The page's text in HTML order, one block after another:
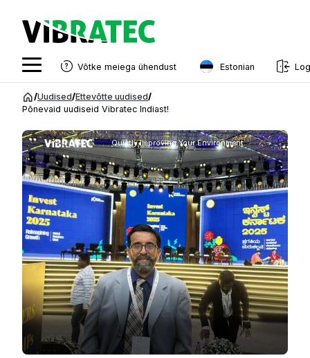
Hüppa
Võtke meiega ühendust Estonian
Norwegian
French
Estonian
Finnish
Danish
/Uudised/Ettevõtte uudised/
Põnevaid uudiseid Vibratec Indiast!
Quietly Improving Your Environment